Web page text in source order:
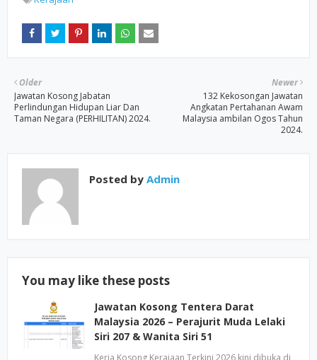
Newer
132 Kekosongan Jawatan
Angkatan Pertahanan Awam
Malaysia ambilan Ogos Tahun
2024.
Older
Jawatan Kosong Jabatan
Perlindungan Hidupan Liar Dan
Taman Negara (PERHILITAN) 2024.
Posted by Admin
You may like these posts
Jawatan Kosong Tentera Darat
Malaysia 2026 – Perajurit Muda Lelaki
Siri 207 & Wanita Siri 51
Kerja Kosong Kerajaan Terkini 2026 kini dibuka di